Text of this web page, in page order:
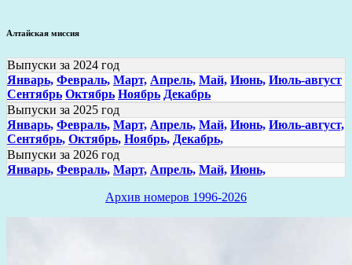
Алтайская миссия
Выпуски за 2024 год
Январь, Февраль, Март, Апрель, Май, Июнь, Июль-август
Сентябрь Октябрь Ноябрь Декабрь
Выпуски за 2025 год
Январь, Февраль, Март, Апрель, Май, Июнь, Июль-август,
Сентябрь, Октябрь, Ноябрь, Декабрь,
Выпуски за 2026 год
Январь, Февраль, Март, Апрель, Май, Июнь,
Архив номеров 1996-2026